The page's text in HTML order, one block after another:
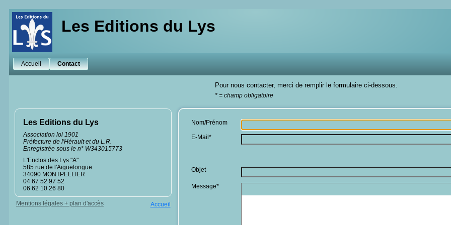
Les Editions du Lys
Accueil Contact
Pour nous contacter, merci de remplir le formulaire ci-dessous.
* = champ obligatoire
Les Editions du Lys
Association loi 1901
Préfecture de l'Hérault et du L.R.
Enregistrée sous le n° W343015773
L'Enclos des Lys "A"
585 rue de l'Aiguelongue
34090 MONTPELLIER
04 67 52 97 52
06 62 10 26 80
Mentions légales + plan d'accès Accueil
Nom/Prénom
E-Mail*
Objet
Message*